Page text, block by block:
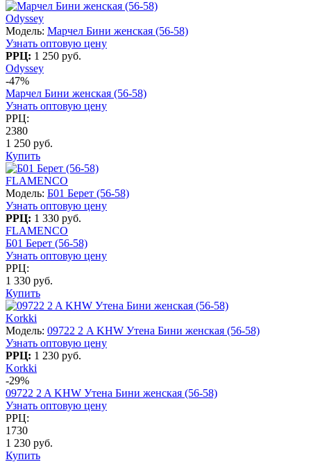
Odyssey
Модель: Марчел Бини женская (56-58)
Узнать оптовую цену
РРЦ: 1 250 руб.
Odyssey
-47%
Марчел Бини женская (56-58)
Узнать оптовую цену
РРЦ:
2380
1 250 руб.
Купить
FLAMENCO
Модель: Б01 Берет (56-58)
Узнать оптовую цену
РРЦ: 1 330 руб.
FLAMENCO
Б01 Берет (56-58)
Узнать оптовую цену
РРЦ:
1 330 руб.
Купить
Korkki
Модель: 09722 2 A KHW Утена Бини женская (56-58)
Узнать оптовую цену
РРЦ: 1 230 руб.
Korkki
-29%
09722 2 A KHW Утена Бини женская (56-58)
Узнать оптовую цену
РРЦ:
1730
1 230 руб.
Купить